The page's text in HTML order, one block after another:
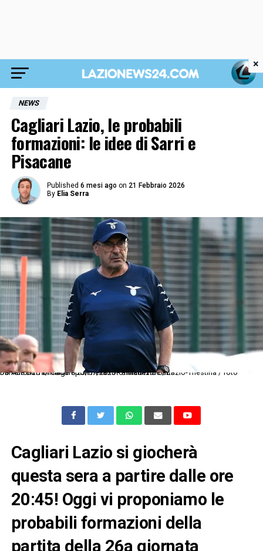
NEWS
Cagliari Lazio, le probabili
formazioni: le idee di Sarri e
Pisacane
Published 6 mesi ago on 21 Febbraio 2026
By Elia Serra
Db Auronzo di Cadore 23/07/2023 - amichevole / Lazio-Triestina / foto Daniele Buffa/Image Sport nella foto: Maurizio Sarri
Cagliari Lazio si giocherà
questa sera a partire dalle ore
20:45! Oggi vi proponiamo le
probabili formazioni della
partita della 26a giornata
×